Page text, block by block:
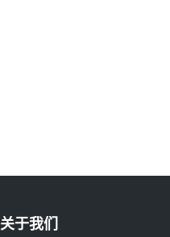
关于我们